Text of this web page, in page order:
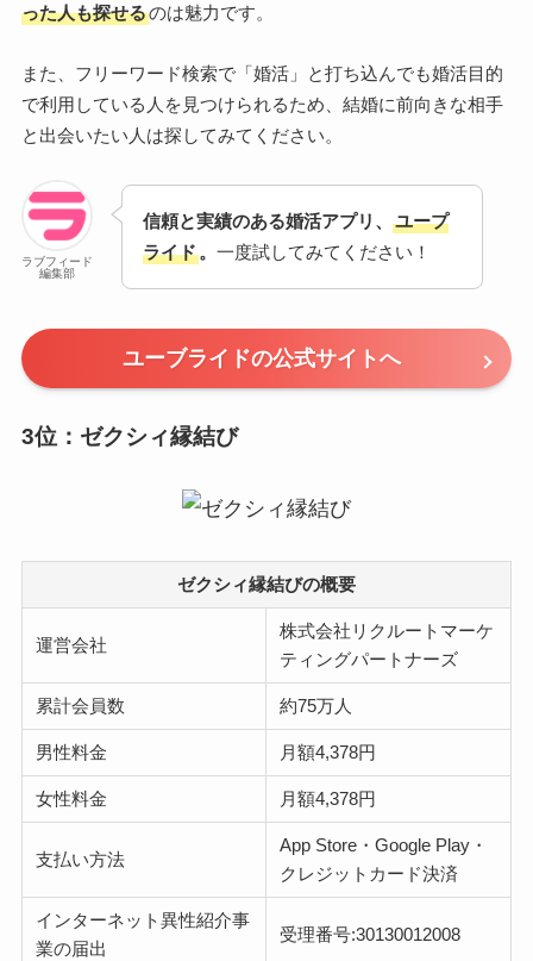
った人も探せるのは魅力です。
また、フリーワード検索で「婚活」と打ち込んでも婚活目的
で利用している人を見つけられるため、結婚に前向きな相手
と出会いたい人は探してみてください。
ラブフィード
編集部
信頼と実績のある婚活アプリ、
ユープ
ライド。 一度試してみてください！
ユーブライドの公式サイトへ
3位：ゼクシィ縁結び
ゼクシィ縁結びの概要
運営会社
株式会社リクルートマーケ
ティングパートナーズ
累計会員数 約75万人
男性料金 月額4,378円
女性料金 月額4,378円
支払い方法
App Store・Google Play・
クレジットカード決済
インターネット異性紹介事
業の届出
受理番号:30130012008